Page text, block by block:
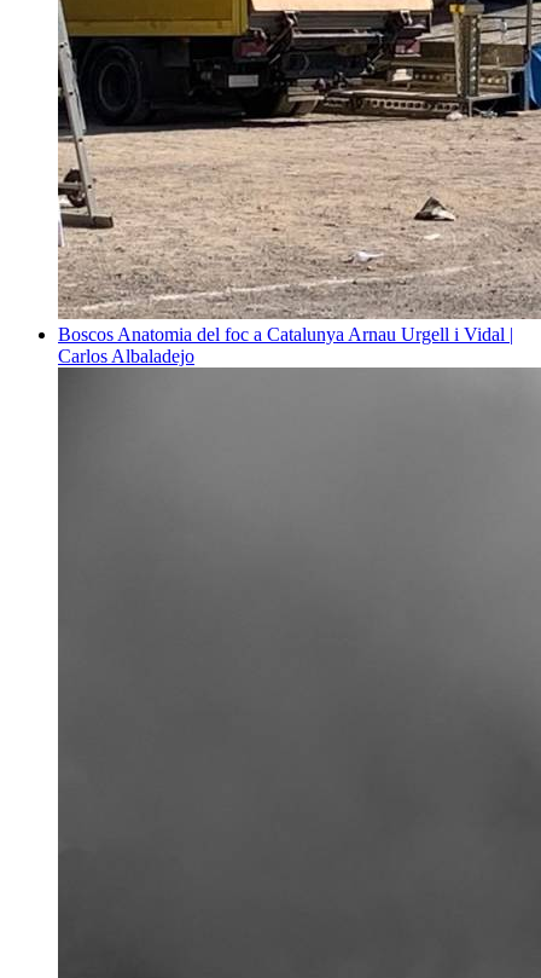
Boscos Anatomia del foc a Catalunya Arnau Urgell i Vidal |
Carlos Albaladejo